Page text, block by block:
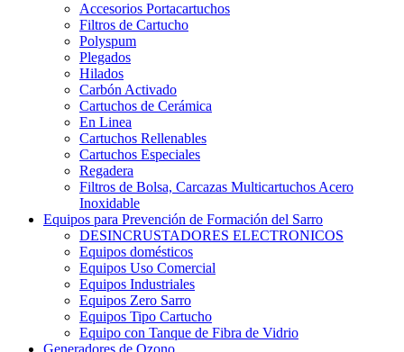
Accesorios Portacartuchos
Filtros de Cartucho
Polyspum
Plegados
Hilados
Carbón Activado
Cartuchos de Cerámica
En Linea
Cartuchos Rellenables
Cartuchos Especiales
Regadera
Filtros de Bolsa, Carcazas Multicartuchos Acero
Inoxidable
Equipos para Prevención de Formación del Sarro
DESINCRUSTADORES ELECTRONICOS
Equipos domésticos
Equipos Uso Comercial
Equipos Industriales
Equipos Zero Sarro
Equipos Tipo Cartucho
Equipo con Tanque de Fibra de Vidrio
Generadores de Ozono